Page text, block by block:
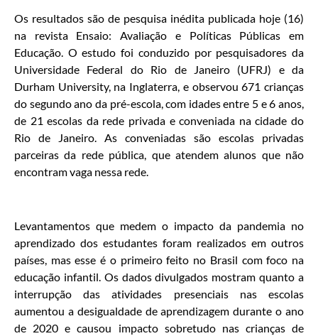
Os resultados são de pesquisa inédita publicada hoje (16)
na revista Ensaio: Avaliação e Políticas Públicas em
Educação. O estudo foi conduzido por pesquisadores da
Universidade Federal do Rio de Janeiro (UFRJ) e da
Durham University, na Inglaterra, e observou 671 crianças
do segundo ano da pré-escola, com idades entre 5 e 6 anos,
de 21 escolas da rede privada e conveniada na cidade do
Rio de Janeiro. As conveniadas são escolas privadas
parceiras da rede pública, que atendem alunos que não
encontram vaga nessa rede.
Levantamentos que medem o impacto da pandemia no
aprendizado dos estudantes foram realizados em outros
países, mas esse é o primeiro feito no Brasil com foco na
educação infantil. Os dados divulgados mostram quanto a
interrupção das atividades presenciais nas escolas
aumentou a desigualdade de aprendizagem durante o ano
de 2020 e causou impacto sobretudo nas crianças de